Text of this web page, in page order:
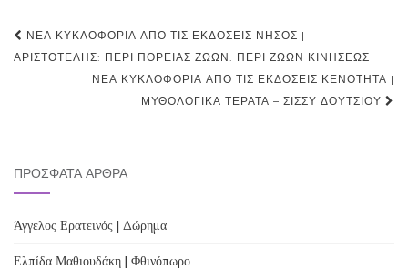
Post
navigation
ΝΈΑ ΚΥΚΛΟΦΟΡΊΑ ΑΠΌ ΤΙΣ ΕΚΔΌΣΕΙΣ ΝΉΣΟΣ |
ΑΡΙΣΤΟΤΈΛΗΣ: ΠΕΡΊ ΠΟΡΕΊΑΣ ΖΏΩΝ. ΠΕΡΊ ΖΏΩΝ ΚΙΝΉΣΕΩΣ
ΝΈΑ ΚΥΚΛΟΦΟΡΊΑ ΑΠΌ ΤΙΣ ΕΚΔΌΣΕΙΣ ΚΕΝΌΤΗΤΑ |
ΜΥΘΟΛΟΓΙΚΆ ΤΈΡΑΤΑ – ΣΊΣΣΥ ΔΟΥΤΣΊΟΥ
ΠΡΌΣΦΑΤΑ ΆΡΘΡΑ
Άγγελος Ερατεινός | Δώρημα
Ελπίδα Μαθιουδάκη | Φθινόπωρο